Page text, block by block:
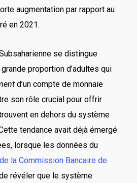
augmentation par rapport au
en 2021.
se distingue
proportion d’adultes qui
d’un compte de monnaie
son rôle crucial pour offrir
en dehors du système
tendance avait déjà émergé
lorsque les données du
la Commission Bancaire de
révéler que le système